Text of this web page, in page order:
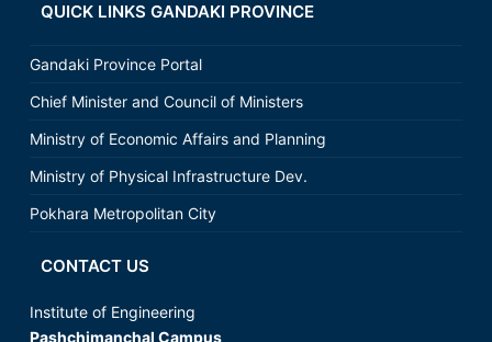
QUICK LINKS GANDAKI PROVINCE
Gandaki Province Portal
Chief Minister and Council of Ministers
Ministry of Economic Affairs and Planning
Ministry of Physical Infrastructure Dev.
Pokhara Metropolitan City
CONTACT US
Institute of Engineering
Pashchimanchal Campus